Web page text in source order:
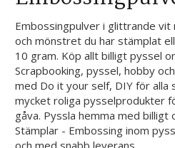
Embossingpulver i glittrande
och mönstret du har stämplat
10 gram. Köp allt billigt pyssel
Scrapbooking, pyssel, hobby
med Do it your self, DIY för alla
mycket roliga pysselprodukter
gåva. Pyssla hemma med
Stämplar - Embossing inom
och med snabb leverans.